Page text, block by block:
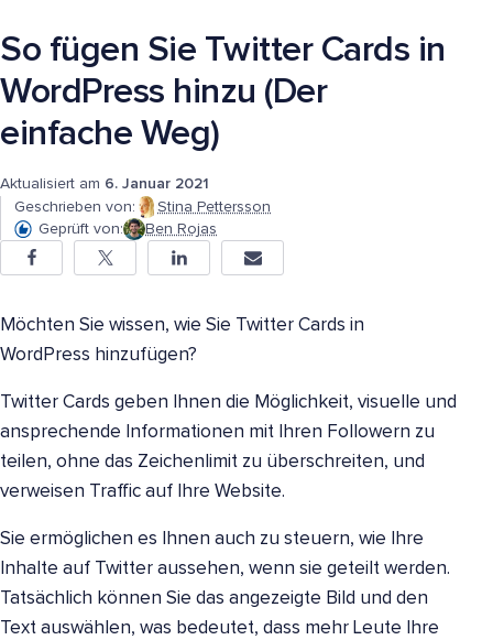
So fügen Sie Twitter Cards in
WordPress hinzu (Der
einfache Weg)
Aktualisiert am 6. Januar 2021
Geschrieben von:
Stina Pettersson
Geprüft von:
Ben Rojas
Möchten Sie wissen, wie Sie Twitter Cards in
WordPress hinzufügen?
Twitter Cards geben Ihnen die Möglichkeit, visuelle und
ansprechende Informationen mit Ihren Followern zu
teilen, ohne das Zeichenlimit zu überschreiten, und
verweisen Traffic auf Ihre Website.
Sie ermöglichen es Ihnen auch zu steuern, wie Ihre
Inhalte auf Twitter aussehen, wenn sie geteilt werden.
Tatsächlich können Sie das angezeigte Bild und den
Text auswählen, was bedeutet, dass mehr Leute Ihre